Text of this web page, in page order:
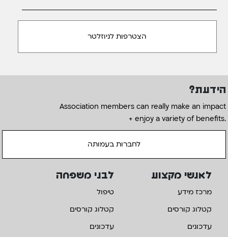
הידעת?
Association members can really make an impact
+ enjoy a variety of benefits.
לחברות בעמותה
לאנשי מקצוע
מרכז מידע
קטלוג קורסים
עדכונים
לבני משפחה
טיפול
קטלוג קורסים
עדכונים